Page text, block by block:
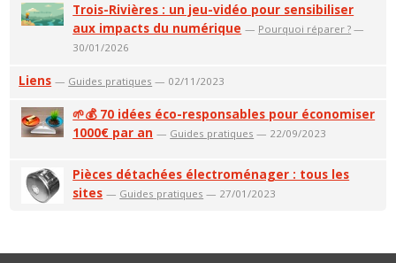
Trois-Rivières : un jeu-vidéo pour sensibiliser
aux impacts du numérique — Pourquoi réparer ? —
30/01/2026
Liens — Guides pratiques — 02/11/2023
🌱💰 70 idées éco-responsables pour économiser
1000€ par an — Guides pratiques — 22/09/2023
Pièces détachées électroménager : tous les
sites — Guides pratiques — 27/01/2023